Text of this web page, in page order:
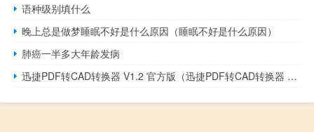
语种级别填什么
晚上总是做梦睡眠不好是什么原因（睡眠不好是什么原因）
肺癌一半多大年龄发病
迅捷PDF转CAD转换器 V1.2 官方版（迅捷PDF转CAD转换器 V1.2 官方版功能简介）